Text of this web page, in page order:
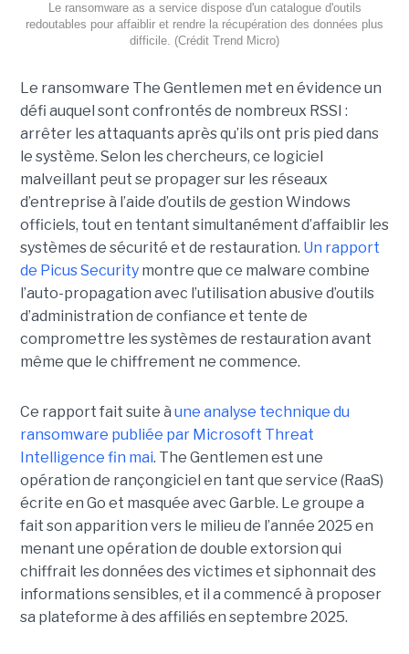
Le ransomware as a service dispose d'un catalogue d'outils
redoutables pour affaiblir et rendre la récupération des données plus
difficile. (Crédit Trend Micro)
Le ransomware The Gentlemen met en évidence un
défi auquel sont confrontés de nombreux RSSI :
arrêter les attaquants après qu’ils ont pris pied dans
le système. Selon les chercheurs, ce logiciel
malveillant peut se propager sur les réseaux
d’entreprise à l’aide d’outils de gestion Windows
officiels, tout en tentant simultanément d’affaiblir les
systèmes de sécurité et de restauration. Un rapport
de Picus Securitymontre que ce malware combine
l’auto-propagation avec l’utilisation abusive d’outils
d’administration de confiance et tente de
compromettre les systèmes de restauration avant
même que le chiffrement ne commence.
Ce rapport fait suite à une analyse technique du
ransomware publiée par Microsoft Threat
Intelligence fin mai. The Gentlemen est une
opération de rançongiciel en tant que service (RaaS)
écrite en Go et masquée avec Garble. Le groupe a
fait son apparition vers le milieu de l’année 2025 en
menant une opération de double extorsion qui
chiffrait les données des victimes et siphonnait des
informations sensibles, et il a commencé à proposer
sa plateforme à des affiliés en septembre 2025.